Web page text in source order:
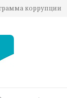
коррупции